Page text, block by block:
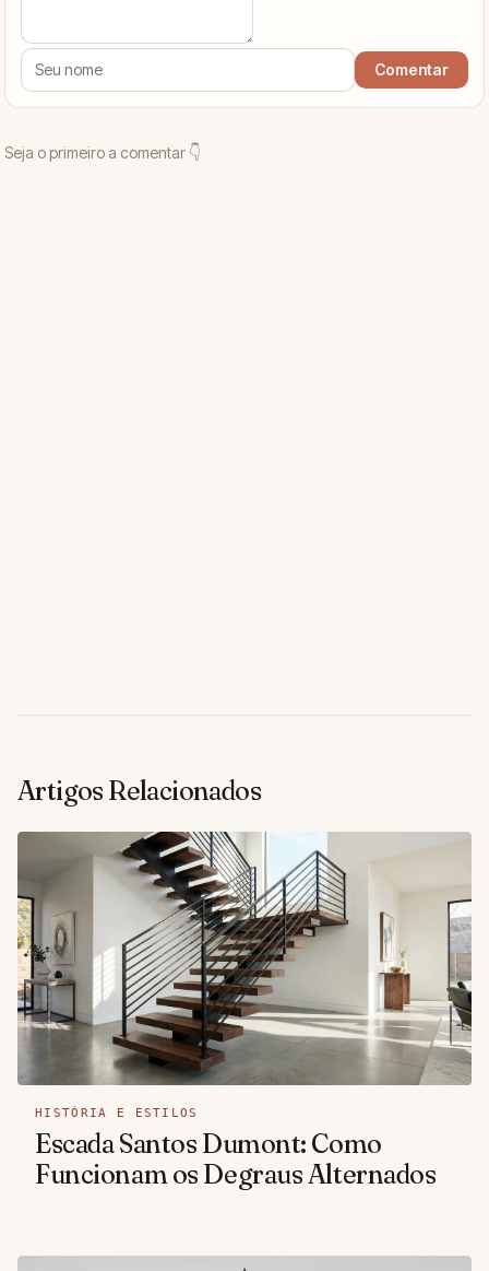
Artigos Relacionados
HISTÓRIA E ESTILOS
Escada Santos Dumont: Como
Funcionam os Degraus Alternados